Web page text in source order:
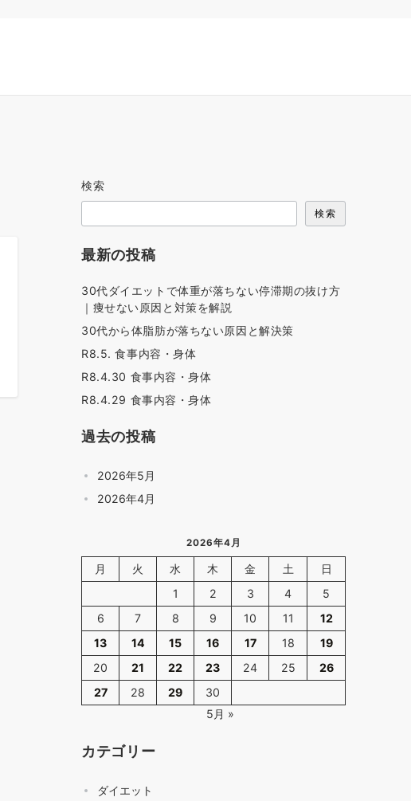
検索
検索
最新の投稿
30代ダイエットで体重が落ちない停滞期の抜け方
｜痩せない原因と対策を解説
30代から体脂肪が落ちない原因と解決策
R8.5. 食事内容・身体
R8.4.30 食事内容・身体
R8.4.29 食事内容・身体
過去の投稿
2026年5月
2026年4月
2026年4月
月 火 水 木 金 土
日
1
2 3 4
5
6
7 8 9 10 11
12
13
14 15 16 17 18
19
20
21 22 23 24 25
26
27
28 29
30
5月 »
カテゴリー
ダイエット